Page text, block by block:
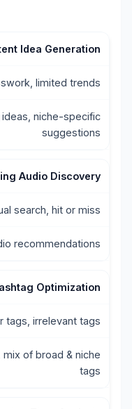
Idea Generation
limited trends
niche-specific
suggestions
Audio Discovery
search, hit or miss
recommendations
Optimization
tags, irrelevant tags
of broad & niche
tags